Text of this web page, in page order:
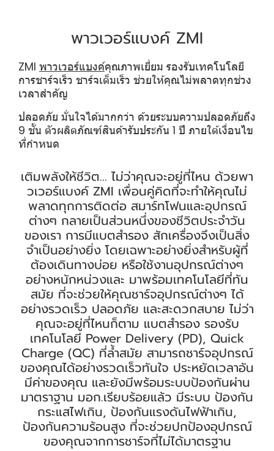
พาวเวอร์แบงค์ ZMI
ZMI พาวเวอร์แบงค์คุณภาพเยี่ยม รองรับเทคโนโลยี
การชาร์จเร็ว ชาร์จเต็มเร็ว ช่วยให้คุณไม่พลาดทุกช่วง
เวลาสำคัญ
ปลอดภัย มั่นใจได้มากกว่า ด้วยระบบความปลอดภัยถึง
9 ชั้น ตัวผลิตภัณฑ์สินค้ารับประกัน 1 ปี ภายใต้เงื่อนไข
ที่กำหนด
เติมพลังให้ชีวิต... ไม่ว่าคุณจะอยู่ที่ไหน ด้วยพา
วเวอร์แบงค์ ZMI เพื่อนคู่คิดที่จะทำให้คุณไม่
พลาดทุกการติดต่อ สมาร์ทโฟนและอุปกรณ์
ต่างๆ กลายเป็นส่วนหนึ่งของชีวิตประจำวัน
ของเรา การมีแบตสำรอง สักเครื่องจึงเป็นสิ่ง
จำเป็นอย่างยิ่ง โดยเฉพาะอย่างยิ่งสำหรับผู้ที่
ต้องเดินทางบ่อย หรือใช้งานอุปกรณ์ต่างๆ
อย่างหนักหน่วงและ มาพร้อมเทคโนโลยีที่ทัน
สมัย ที่จะช่วยให้คุณชาร์จอุปกรณ์ต่างๆ ได้
อย่างรวดเร็ว ปลอดภัย และสะดวกสบาย ไม่ว่า
คุณจะอยู่ที่ไหนก็ตาม แบตสำรอง รองรับ
เทคโนโลยี Power Delivery (PD), Quick
Charge (QC) ที่ล้ำสมัย สามารถชาร์จอุปกรณ์
ของคุณได้อย่างรวดเร็วทันใจ ประหยัดเวลาอัน
มีค่าของคุณ และยังมีพร้อมระบบป้องกันผ่าน
มาตราฐาน มอก.เรียบร้อยแล้ว มีระบบ ป้องกัน
กระแสไฟเกิน, ป้องกันแรงดันไฟฟ้าเกิน,
ป้องกันความร้อนสูง ที่จะช่วยปกป้องอุปกรณ์
ของคุณจากการชาร์จที่ไม่ได้มาตรฐาน